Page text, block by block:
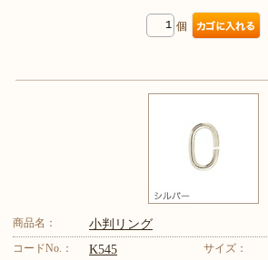
個
商品名： 小判リング
コードNo.： K545 サイズ：